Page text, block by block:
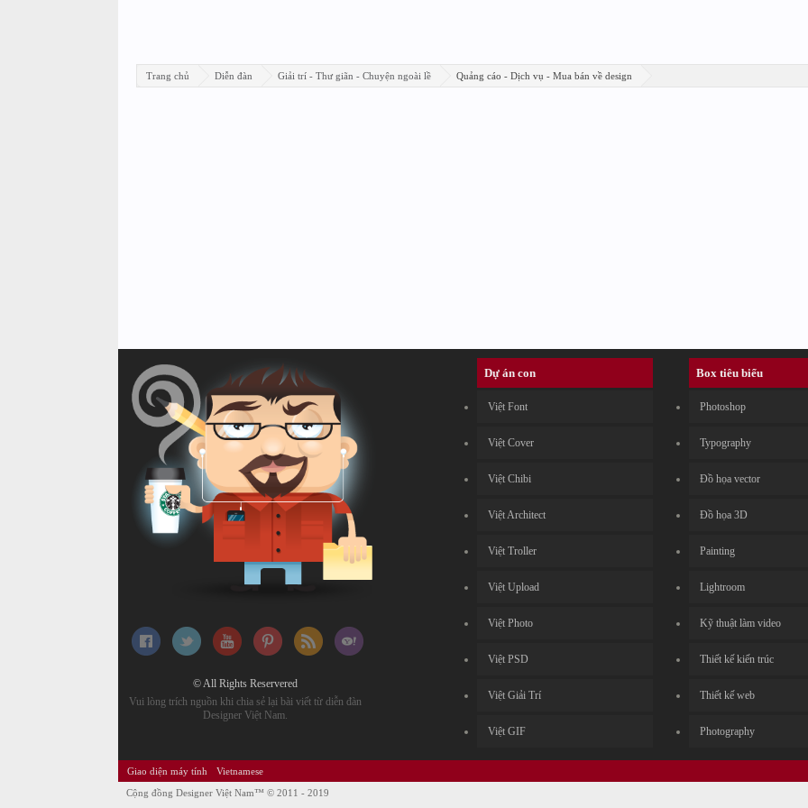
Trang chủ Diễn đàn Giải trí - Thư giãn - Chuyện ngoài lề Quảng cáo - Dịch vụ - Mua bán về design
© All Rights Reservered
Vui lòng trích nguồn khi chia sẻ lại bài viết từ diễn đàn
Designer Việt Nam.
Dự án con
Việt Font
Việt Cover
Việt Chibi
Việt Architect
Việt Troller
Việt Upload
Việt Photo
Việt PSD
Việt Giải Trí
Việt GIF
Box tiêu biểu
Photoshop
Typography
Đồ họa vector
Đồ họa 3D
Painting
Lightroom
Kỹ thuật làm video
Thiết kế kiến trúc
Thiết kế web
Photography
Giao diện máy tính Vietnamese
Cộng đồng Designer Việt Nam™ © 2011 - 2019